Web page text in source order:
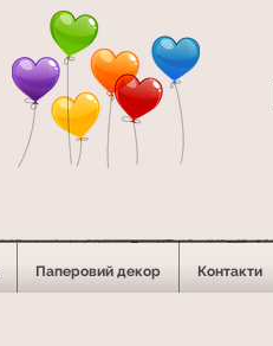
Паперовий декор Контакти